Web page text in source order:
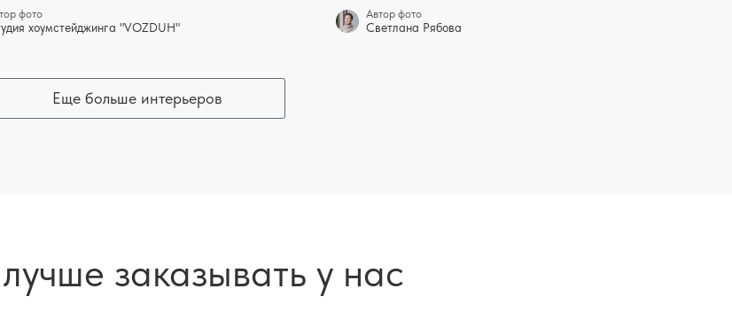
фото
хоумстейджинга "VOZDUH"
Автор фото
Светлана Рябова
Еще больше интерьеров
заказывать у нас